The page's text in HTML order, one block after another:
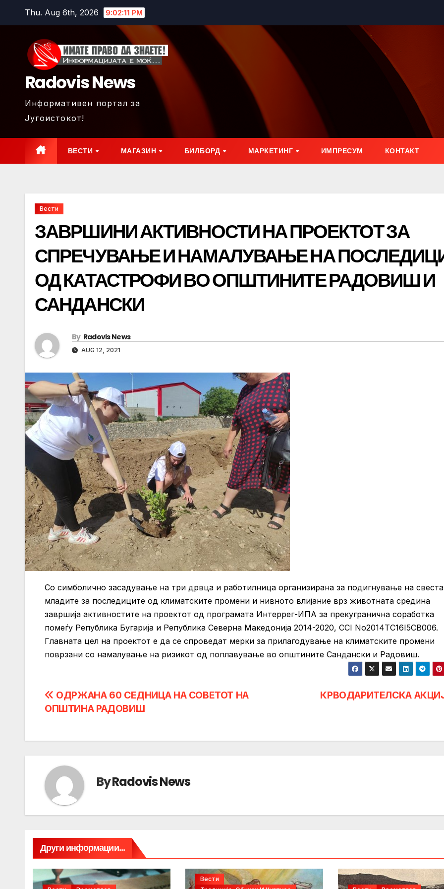
Thu. Aug 6th, 2026 9:02:12 PM
Radovis News
Информативен портал за
Југоистокот!
ВЕСТИ МАГАЗИН БИЛБОРД МАРКЕТИНГ ИМПРЕСУМ КОНТАКТ
Вести
ЗАВРШИНИ АКТИВНОСТИ НА ПРОЕКТОТ ЗА
СПРЕЧУВАЊЕ И НАМАЛУВАЊЕ НА
ОД КАТАСТРОФИ ВО ОПШТИНИТЕ РАДОВИШ И
САНДАНСКИ
By Radovis News
AUG 12, 2021
Со симболично засадување на три дрвца и работилница организирана за подигнување на свеста
младите за последиците од климатските промени и нивното влијание врз животната средина
завршија активностите на проектот од програмата Интеррег-ИПА за прекугранична соработка
помеѓу Република Бугарија и Република Северна Македонија 2014-2020, CCI No2014TC16I5CB006.
Главната цел на проектот е да се спроведат мерки за прилагодување на климатските промени
поврзани со намалување на ризикот од поплавување во општините Сандански и Радовиш.
Post
navigation
КРВОДАРИТЕЛСКА
ОДРЖАНА 60 СЕДНИЦА НА СОВЕТОТ НА
ОПШТИНА РАДОВИШ
ByRadovis News
Други информации...
Вести